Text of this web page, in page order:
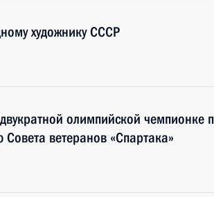
художнику СССР
олимпийской чемпионке
ветеранов «Спартака»